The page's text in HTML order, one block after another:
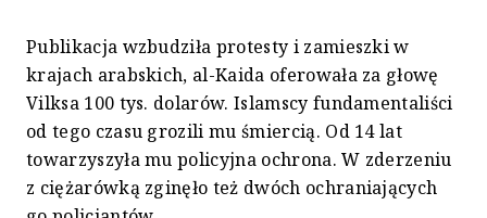
Publikacja wzbudziła protesty i zamieszki w
krajach arabskich, al-Kaida oferowała za głowę
Vilksa 100 tys. dolarów. Islamscy fundamentaliści
od tego czasu grozili mu śmiercią. Od 14 lat
towarzyszyła mu policyjna ochrona. W zderzeniu
z ciężarówką zginęło też dwóch ochraniających